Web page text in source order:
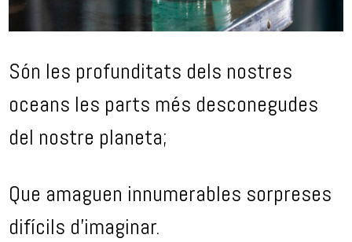
Són les profunditats dels nostres
oceans les parts més desconegudes
del nostre planeta;
Que amaguen innumerables sorpreses
difícils d’imaginar.